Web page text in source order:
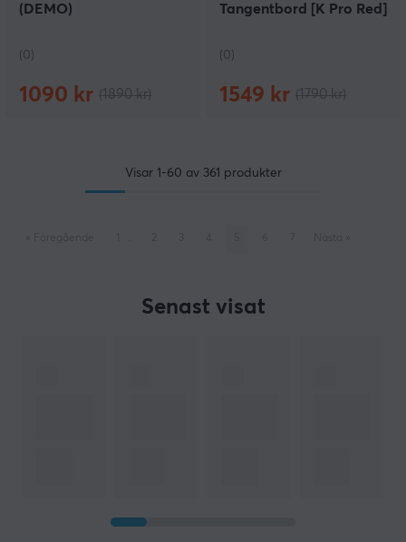
(DEMO)
(0)
1090 kr
Tangentbord [K Pro Red]
(0)
1549 kr
Visar 1-60 av 361 produkter
Senast visat